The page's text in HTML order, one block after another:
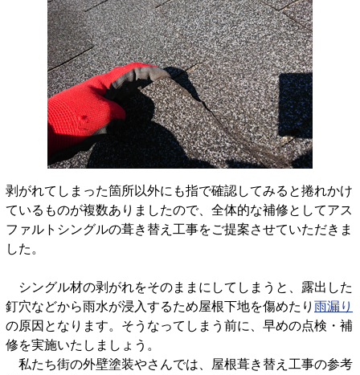
剥がれてしまった箇所以外にも指で確認してみると捲れかけ
ているものが複数ありましたので、全体的な補修としてアス
ファルトシングルの葺き替え工事をご提案させていただきま
した。
シングル材の剥がれをそのままにしてしまうと、露出した
釘穴などから雨水が浸入するため屋根下地を傷めたり 雨漏り
の原因となります。そうなってしまう前に、早めの点検・補
修を実施いたしましょう。
私たち街の外壁塗装やさんでは、屋根葺き替え工事の参考